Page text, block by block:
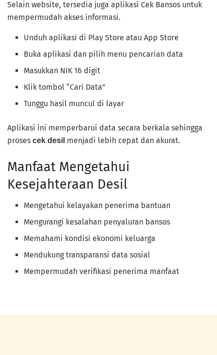
Selain website, tersedia juga aplikasi Cek Bansos untuk
mempermudah akses informasi.
Unduh aplikasi di Play Store atau App Store
Buka aplikasi dan pilih menu pencarian data
Masukkan NIK 16 digit
Klik tombol “Cari Data”
Tunggu hasil muncul di layar
Aplikasi ini memperbarui data secara berkala sehingga
proses cek desil menjadi lebih cepat dan akurat.
Manfaat Mengetahui
Kesejahteraan Desil
Mengetahui kelayakan penerima bantuan
Mengurangi kesalahan penyaluran bansos
Memahami kondisi ekonomi keluarga
Mendukung transparansi data sosial
Mempermudah verifikasi penerima manfaat